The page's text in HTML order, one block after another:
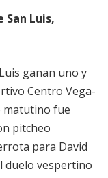
San Luis,
ganan uno y
Centro Vega-
matutino fue
pitcheo
para David
duelo vespertino